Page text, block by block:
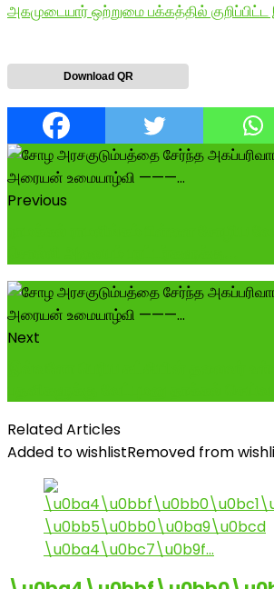
அகமுடையார் ஒற்றுமை பக்கத்தில் குறிப்பிட்ட
Download QR
Previous
Next
Related Articles
Added to wishlistRemoved from